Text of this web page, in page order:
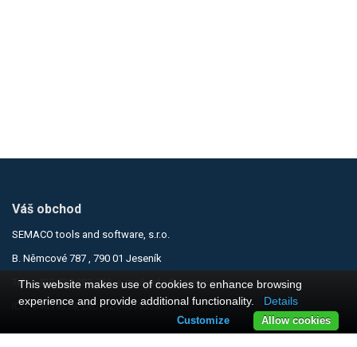
Váš obchod
SEMACO tools and software, s.r.o.
B. Němcové 787 , 790 01 Jeseník
Tel.:+420 737 283 750, e-mail:info@semaco.cz
IČO: 64619338, DIČ: CZ64619338
This website makes use of cookies to enhance browsing
experience and provide additional functionality.
Details
Allow cookies
Customize